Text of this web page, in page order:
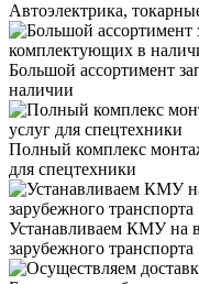
Автоэлектрика,
Большой ассортимент
наличии
Полный комплекс
для спецтехники
Устанавливаем КМУ на
зарубежного транспорта